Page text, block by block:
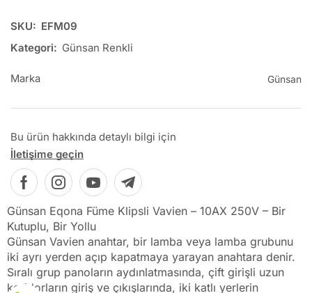
SKU: EFM09
Kategori: Günsan Renkli
Marka Günsan
Bu ürün hakkında detaylı bilgi için
İletişime geçin
Günsan Eqona Füme Klipsli Vavien – 10AX 250V – Bir
Kutuplu, Bir Yollu
Günsan Vavien anahtar, bir lamba veya lamba grubunu
iki ayrı yerden açıp kapatmaya yarayan anahtara denir.
Sıralı grup panoların aydınlatmasında, çift girişli uzun
koridorların giriş ve çıkışlarında, iki katlı yerlerin